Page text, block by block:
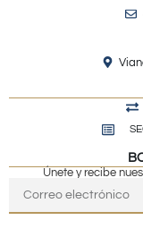
Únete y recibe